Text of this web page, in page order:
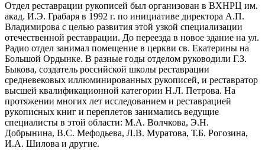
Отдел реставрации рукописей был организован в ВХНРЦ им.
акад. И.Э. Грабаря в 1992 г. по инициативе директора А.П.
Владимирова с целью развития этой узкой специализации
отечественной реставрации. До переезда в новое здание на ул.
Радио отдел занимал помещение в церкви св. Екатерины на
Большой Ордынке. В разные годы отделом руководили Г.З.
Быкова, создатель российской школы реставрации
средневековых иллюминированных рукописей, и реставратор
высшей квалификационной категории Н.Л. Петрова. На
протяжении многих лет исследованием и реставрацией
рукописных книг и переплетов занимались ведущие
специалисты в этой области: М.А. Волчкова, Э.Н.
Добрынина, В.С. Мефодьева, Л.В. Муратова, Т.Б. Рогозина,
И.А. Шилова и другие.